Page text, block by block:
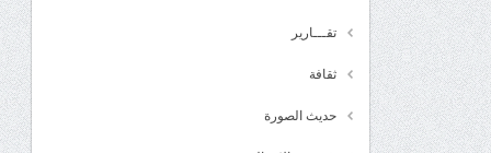
تقـــارير
ثقافة
حديث الصورة